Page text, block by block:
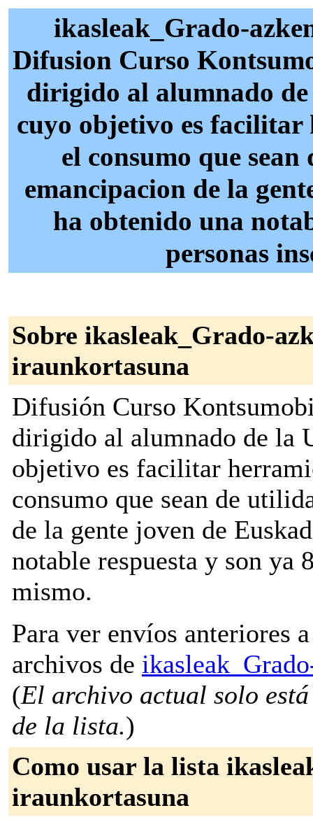
ikasleak_Grado-
Difusion Curso
dirigido al alumnado
cuyo objetivo es facilitar
el consumo que
emancipacion de la
ha obtenido una
personas
Sobre ikasleak_Grado-
iraunkortasuna
Difusión Curso
dirigido al alumnado de la
objetivo es facilitar
consumo que sean de
de la gente joven de
notable respuesta y son ya
mismo.
Para ver envíos anteriores
archivos de
(El archivo actual solo
de la lista.)
Como usar la lista
iraunkortasuna